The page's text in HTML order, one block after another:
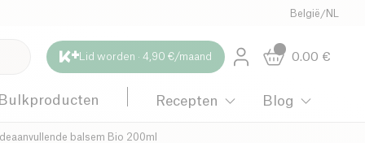
België /NL
Lid worden · 4,90 €/maand 0.00 €
Bulkproducten Recepten Blog
balsem Bio 200ml